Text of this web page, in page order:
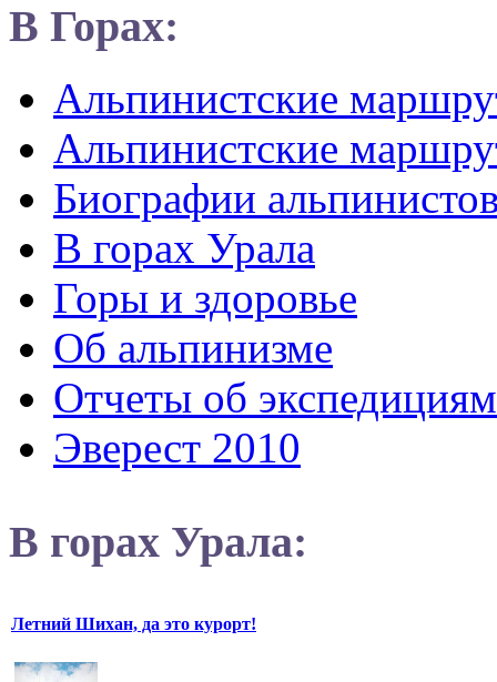
В Горах:
Альпинистские
Альпинистские
Биографии
В горах Урала
Горы и здоровье
Об альпинизме
Отчеты об экспедициям
Эверест 2010
В горах Урала:
Летний Шихан, да это курорт!